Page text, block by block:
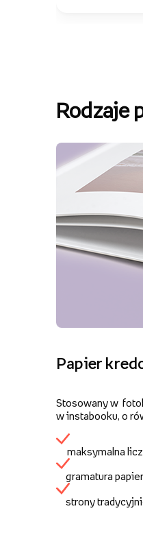
Rodzaje
Papier
Stosowany w
w instabooku, o
maksymalna
gramatura
strony